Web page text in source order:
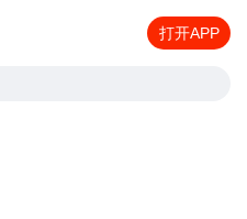
打开APP